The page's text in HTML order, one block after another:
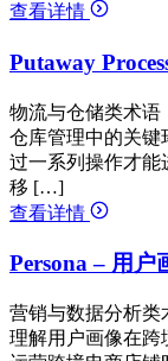
查看详情
Putaway
物流与仓储类术语
仓库管理中的关键
过一系列操作才能
移 […]
查看详情
Persona – 用户
营销与数据分析类
理解用户画像在跨